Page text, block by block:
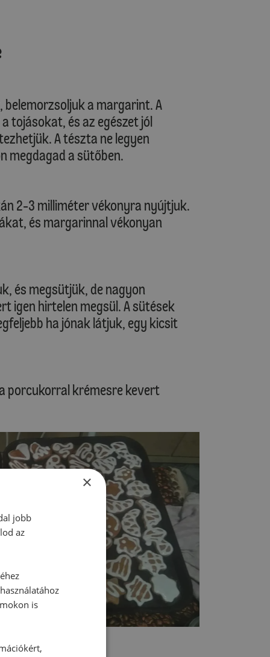
a margarint. A
tojásokat, és az egészet jól
A tészta ne legyen
megdagad a sütőben.
2-3 milliméter vékonyra nyújtjuk.
és margarinnal vékonyan
és megsütjük, de nagyon
igen hirtelen megsül. A sütések
ha jónak látjuk, egy kicsit
porcukorral krémesre kevert
×
jobb
az
is